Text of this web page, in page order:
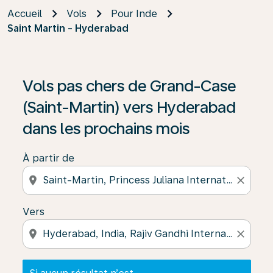
Accueil Vols
Pour Inde
Saint Martin - Hyderabad
Vols pas chers de Grand-Case
(Saint-Martin) vers Hyderabad
dans les prochains mois
À partir de
location_on close
Vers
location_on close
Si aucun résultat n’est disponible, cliquez sur «